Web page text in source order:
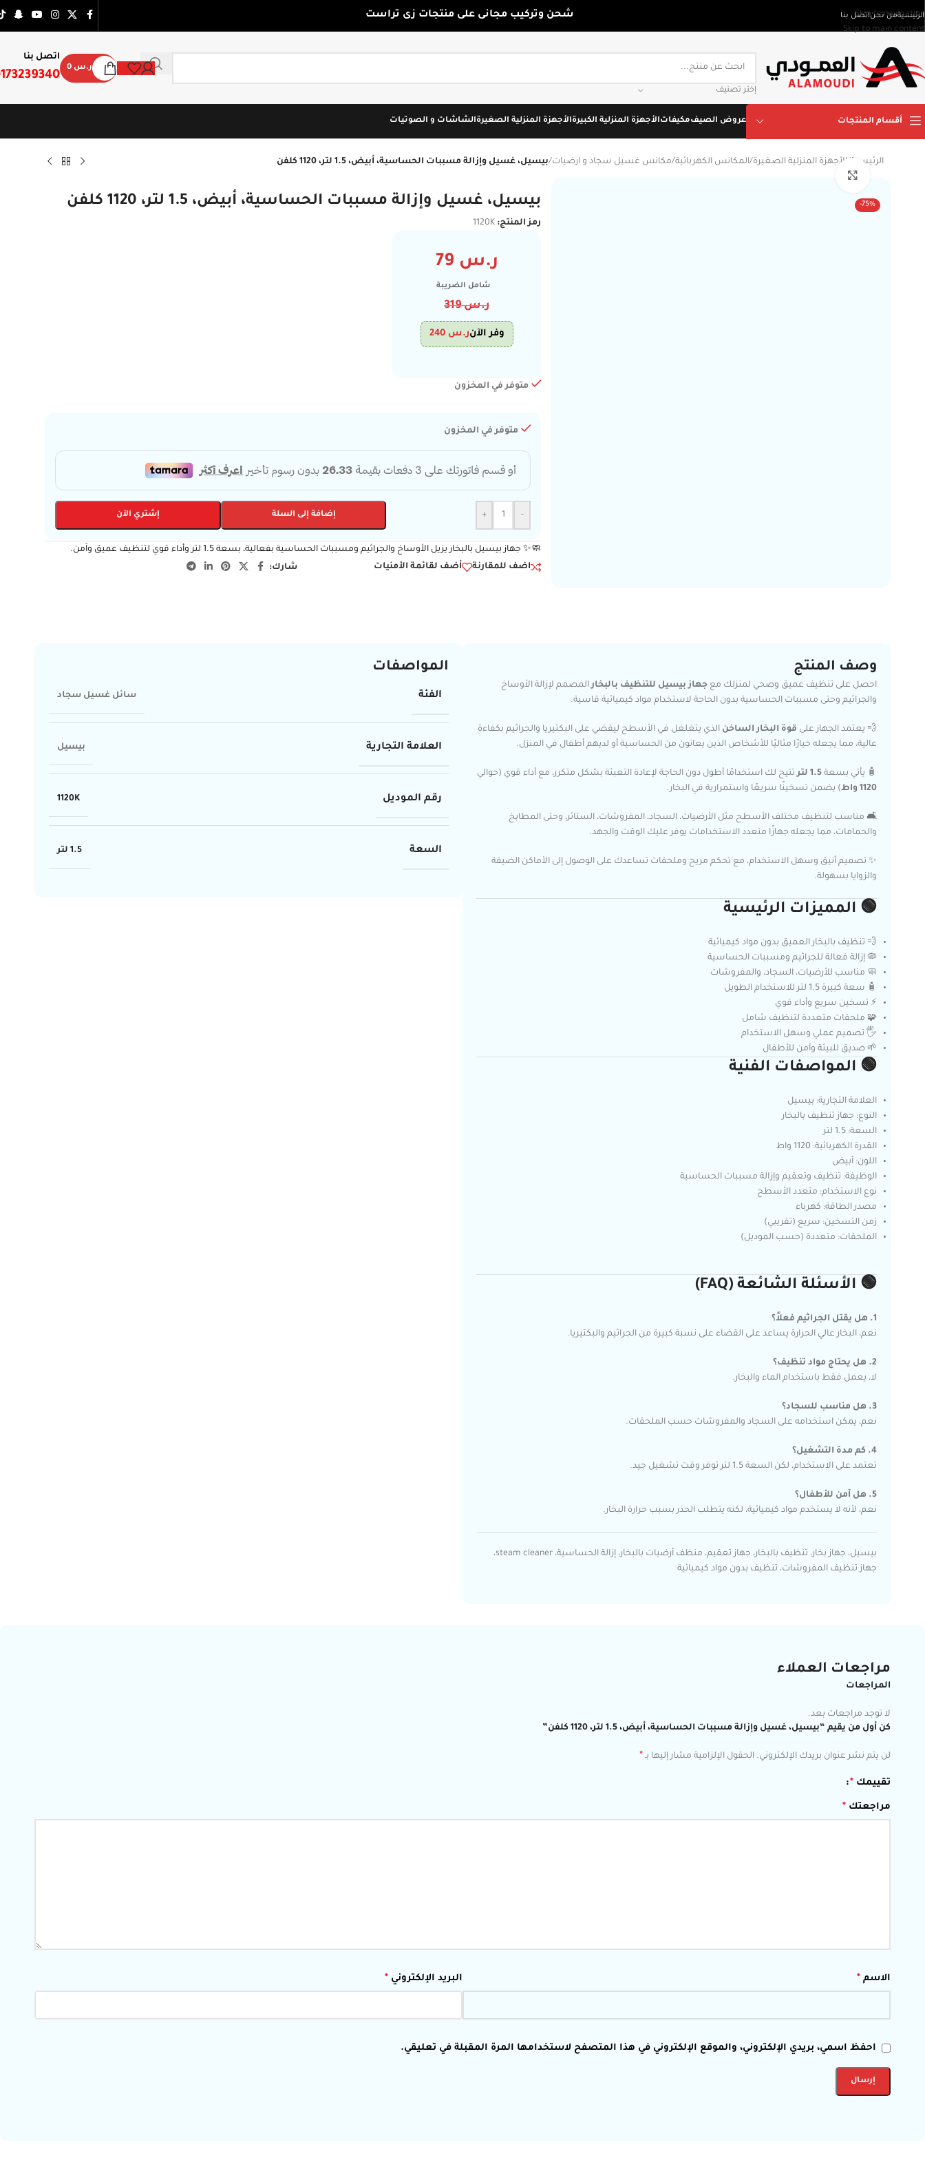
Skip to navigation
Skip to main content
الرئيسيةمن نحناتصل بنا شحن وتركيب مجانى على منتجات زى تراست
إختر تصنيف
ر.س
اتصل بنا
أقسام المنتجات عروض الصيفمكيفاتالأجهزة المنزلية الكبيرةالأجهزة المنزلية الصغيرةالشاشات و الصوتيات
الرئيسية / الأجهزة المنزلية الصغيرة/المكانس الكهربائية/مكانس غسيل سجاد و ارضيات/بيسيل، غسيل وإزالة مسببات الحساسية، أبيض، 1.5 لتر، 1120 كلفن
-75% بيسيل، غسيل وإزالة مسببات الحساسية، أبيض، 1.5 لتر، 1120 كلفن
رمز المنتج: 1120K
ر.س
شامل الضريبة
ر.س319
وفر الآنر.س 240
متوفر في المخزون
متوفر في المخزون
-
+ إضافة إلى السلة إشتري الآن
🧼✨ جهاز بيسيل بالبخار يزيل الأوساخ والجراثيم ومسببات الحساسية بفعالية، بسعة 1.5 لتر وأداء قوي لتنظيف عميق وآمن.
اضف للمقارنة
أضف لقائمة الأمنيات شارك:
وصف المنتج
احصل على تنظيف عميق وصحي لمنزلك مع جهاز بيسيل للتنظيف بالبخار المصمم لإزالة الأوساخ
والجراثيم وحتى مسببات الحساسية بدون الحاجة لاستخدام مواد كيميائية قاسية.
💨 يعتمد الجهاز على قوة البخار الساخن الذي يتغلغل في الأسطح ليقضي على البكتيريا والجراثيم بكفاءة
عالية، مما يجعله خيارًا مثاليًا للأشخاص الذين يعانون من الحساسية أو لديهم أطفال في المنزل.
🧴 يأتي بسعة 1.5 لتر
تتيح لك استخدامًا أطول دون الحاجة لإعادة التعبئة بشكل متكرر، مع أداء قوي (حوالي
1120 واط
) يضمن تسخينًا سريعًا واستمرارية في البخار.
🛋️ مناسب لتنظيف مختلف الأسطح مثل الأرضيات، السجاد، المفروشات، الستائر، وحتى المطابخ
والحمامات، مما يجعله جهازًا متعدد الاستخدامات يوفر عليك الوقت والجهد.
✨ تصميم أنيق وسهل الاستخدام، مع تحكم مريح وملحقات تساعدك على الوصول إلى الأماكن الضيقة
والزوايا بسهولة.
🟢 المميزات الرئيسية
💨 تنظيف بالبخار العميق بدون مواد كيميائية
🦠 إزالة فعالة للجراثيم ومسببات الحساسية
🧼 مناسب للأرضيات، السجاد، والمفروشات
🧴 سعة كبيرة 1.5 لتر للاستخدام الطويل
⚡ تسخين سريع وأداء قوي
🧩 ملحقات متعددة لتنظيف شامل
🖐️ تصميم عملي وسهل الاستخدام
🌱 صديق للبيئة وآمن للأطفال
🟢 المواصفات الفنية
العلامة التجارية: بيسيل
النوع: جهاز تنظيف بالبخار
السعة: 1.5 لتر
القدرة الكهربائية: 1120 واط
اللون: أبيض
الوظيفة: تنظيف وتعقيم وإزالة مسببات الحساسية
نوع الاستخدام: متعدد الأسطح
مصدر الطاقة: كهرباء
زمن التسخين: سريع (تقريبي)
الملحقات: متعددة (حسب الموديل)
🟢 الأسئلة الشائعة (FAQ)
1. هل يقتل الجراثيم فعلاً؟
نعم، البخار عالي الحرارة يساعد على القضاء على نسبة كبيرة من الجراثيم والبكتيريا.
2. هل يحتاج مواد تنظيف؟
لا، يعمل فقط باستخدام الماء والبخار.
3. هل مناسب للسجاد؟
نعم، يمكن استخدامه على السجاد والمفروشات حسب الملحقات.
4. كم مدة التشغيل؟
تعتمد على الاستخدام، لكن السعة 1.5 لتر توفر وقت تشغيل جيد.
5. هل آمن للأطفال؟
نعم، لأنه لا يستخدم مواد كيميائية، لكنه يتطلب الحذر بسبب حرارة البخار.
بيسيل، جهاز بخار، تنظيف بالبخار، جهاز تعقيم، منظف أرضيات بالبخار، إزالة الحساسية، steam cleaner،
جهاز تنظيف المفروشات، تنظيف بدون مواد كيميائية
المواصفات
الفئة سائل غسيل سجاد
العلامة التجارية بيسيل
رقم الموديل 1120K
السعة 1.5 لتر
مراجعات العملاء
المراجعات
لا توجد مراجعات بعد.
كن أول من يقيم “بيسيل، غسيل وإزالة مسببات الحساسية، أبيض، 1.5 لتر، 1120 كلفن”
لن يتم نشر عنوان بريدك الإلكتروني. الحقول الإلزامية مشار إليها بـ *
تقييمك *
مراجعتك *
الاسم * البريد الإلكتروني *
احفظ اسمي، بريدي الإلكتروني، والموقع الإلكتروني في هذا المتصفح لاستخدامها المرة المقبلة في تعليقي.